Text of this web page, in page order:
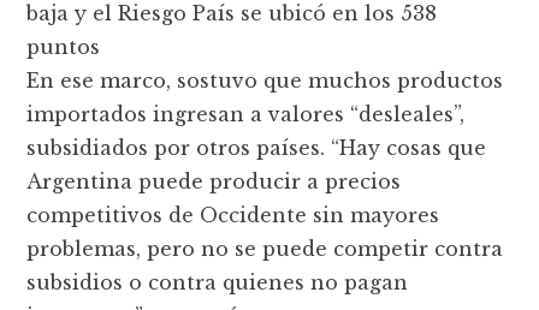
baja y el Riesgo País se ubicó en los 538
puntos
En ese marco, sostuvo que muchos productos
importados ingresan a valores “desleales”,
subsidiados por otros países. “Hay cosas que
Argentina puede producir a precios
competitivos de Occidente sin mayores
problemas, pero no se puede competir contra
subsidios o contra quienes no pagan